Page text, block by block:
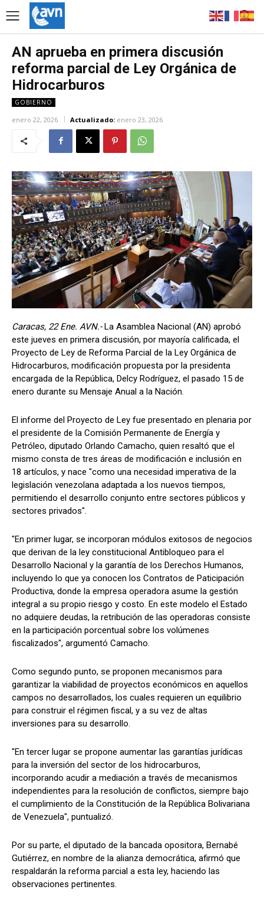
AN aprueba en primera discusión
reforma parcial de Ley Orgánica de
Hidrocarburos
GOBIERNO
enero 22, 2026 Actualizado: enero 23, 2026
Caracas, 22 Ene. AVN.-La Asamblea Nacional (AN) aprobó
este jueves en primera discusión, por mayoría calificada, el
Proyecto de Ley de Reforma Parcial de la Ley Orgánica de
Hidrocarburos, modificación propuesta por la presidenta
encargada de la República, Delcy Rodríguez, el pasado 15 de
enero durante su Mensaje Anual a la Nación.
El informe del Proyecto de Ley fue presentado en plenaria por
el presidente de la Comisión Permanente de Energía y
Petróleo, diputado Orlando Camacho, quien resaltó que el
mismo consta de tres áreas de modificación e inclusión en
18 artículos, y nace "como una necesidad imperativa de la
legislación venezolana adaptada a los nuevos tiempos,
permitiendo el desarrollo conjunto entre sectores públicos y
sectores privados".
"En primer lugar, se incorporan módulos exitosos de negocios
que derivan de la ley constitucional Antibloqueo para el
Desarrollo Nacional y la garantía de los Derechos Humanos,
incluyendo lo que ya conocen los Contratos de Paticipación
Productiva, donde la empresa operadora asume la gestión
integral a su propio riesgo y costo. En este modelo el Estado
no adquiere deudas, la retribución de las operadoras consiste
en la participación porcentual sobre los volúmenes
fiscalizados", argumentó Camacho.
Como segundo punto, se proponen mecanismos para
garantizar la viabilidad de proyectos económicos en aquellos
campos no desarrollados, los cuales requieren un equilibrio
para construir el régimen fiscal, y a su vez de altas
inversiones para su desarrollo.
"En tercer lugar se propone aumentar las garantías jurídicas
para la inversión del sector de los hidrocarburos,
incorporando acudir a mediación a través de mecanismos
independientes para la resolución de conflictos, siempre bajo
el cumplimiento de la Constitución de la República Bolivariana
de Venezuela", puntualizó.
Por su parte, el diputado de la bancada opositora, Bernabé
Gutiérrez, en nombre de la alianza democrática, afirmó que
respaldarán la reforma parcial a esta ley, haciendo las
observaciones pertinentes.